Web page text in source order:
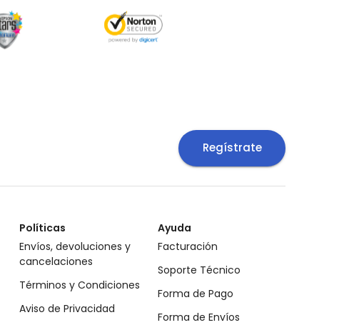
Regístrate
Políticas
Envíos, devoluciones y
cancelaciones
Términos y Condiciones
Aviso de Privacidad
Ayuda
Facturación
Soporte Técnico
Forma de Pago
Forma de Envíos